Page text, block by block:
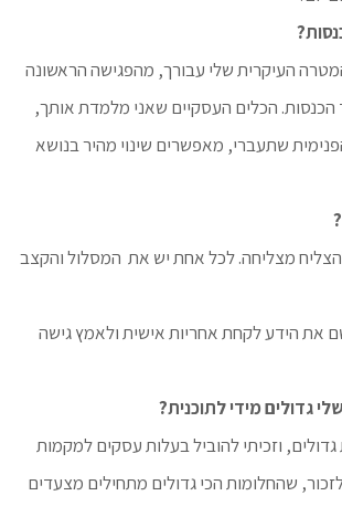
העיקרית שלי עבורך, מהפגישה הראשונה
הכנסות. הכלים העסקיים שאני מלמדת אותך,
שתעברי, מאפשרים שינוי מהיר בנושא
מצליחה. לכל אחת יש את המסלול והקצב
את הידע לקחת אחריות אישית ולאמץ גישה
גדולים מידי לתוכנית?
וזכיתי להוביל בעלות עסקים למקמות
שהחלומות הכי גדולים מתחילים מצעדים